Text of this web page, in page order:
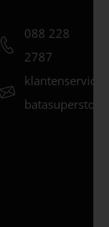
088 228
2787